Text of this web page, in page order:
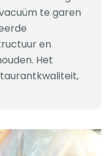
te garen
en
Het